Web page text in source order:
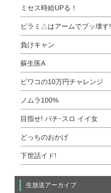
ミセス時給UPる！
ピラミ△はアームでブッ壊す!
負けキャン
蘇生医A
ビワコの10万円チャレンジ
ノムラ100%
目指せ! パチ･スロ イイ女
どっちのおかげ
下世話イド!
生放送アーカイブ